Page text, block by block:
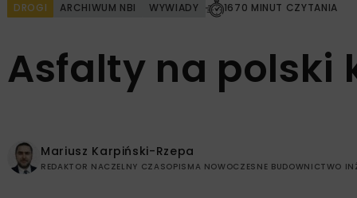
DROGI ARCHIWUM NBI WYWIADY 1670 MINUT CZYTANIA
Asfalty na polski
Mariusz Karpiński-Rzepa
REDAKTOR NACZELNY CZASOPISMA NOWOCZESNE BUDOWNICTWO